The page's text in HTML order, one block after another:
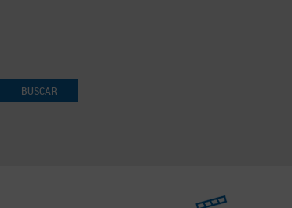
BUSCAR